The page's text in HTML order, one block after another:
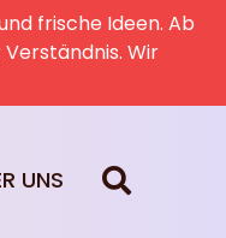
frische Ideen. Ab
Wir
UNS